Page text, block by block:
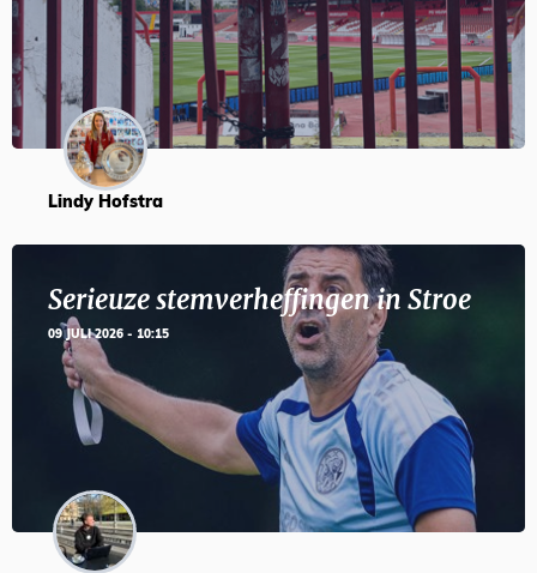
Lindy Hofstra
Serieuze stemverheffingen in Stroe
09 JULI 2026 - 10:15